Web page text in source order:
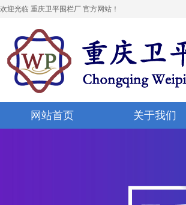
欢迎光临 重庆卫平围栏厂 官方网站！
网站首页 关于我们